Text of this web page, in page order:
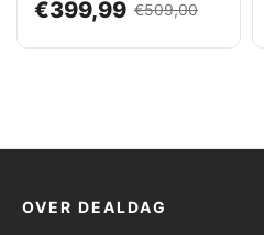
€399,99 €509,00
OVER DEALDAG